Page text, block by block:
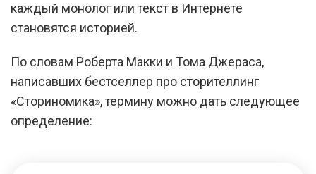
каждый монолог или текст в Интернете
становятся историей.
По словам Роберта Макки и Тома Джераса,
написавших бестселлер про сторителлинг
«Сториномика», термину можно дать следующее
определение: